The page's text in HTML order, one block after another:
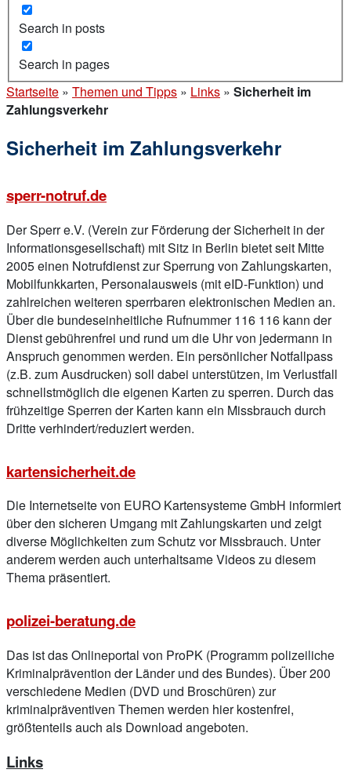
Search in posts
Search in pages
Startseite » Themen und Tipps » Links » Sicherheit im
Zahlungsverkehr
Sicherheit im Zahlungsverkehr
sperr-notruf.de
Der Sperr e.V. (Verein zur Förderung der Sicherheit in der
Informationsgesellschaft) mit Sitz in Berlin bietet seit Mitte
2005 einen Notrufdienst zur Sperrung von Zahlungskarten,
Mobilfunkkarten, Personalausweis (mit eID-Funktion) und
zahlreichen weiteren sperrbaren elektronischen Medien an.
Über die bundeseinheitliche Rufnummer 116 116 kann der
Dienst gebührenfrei und rund um die Uhr von jedermann in
Anspruch genommen werden. Ein persönlicher Notfallpass
(z.B. zum Ausdrucken) soll dabei unterstützen, im Verlustfall
schnellstmöglich die eigenen Karten zu sperren. Durch das
frühzeitige Sperren der Karten kann ein Missbrauch durch
Dritte verhindert/reduziert werden.
kartensicherheit.de
Die Internetseite von EURO Kartensysteme GmbH informiert
über den sicheren Umgang mit Zahlungskarten und zeigt
diverse Möglichkeiten zum Schutz vor Missbrauch. Unter
anderem werden auch unterhaltsame Videos zu diesem
Thema präsentiert.
polizei-beratung.de
Das ist das Onlineportal von ProPK (Programm polizeiliche
Kriminalprävention der Länder und des Bundes). Über 200
verschiedene Medien (DVD und Broschüren) zur
kriminalpräventiven Themen werden hier kostenfrei,
größtenteils auch als Download angeboten.
Links